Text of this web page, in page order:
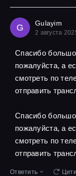
G Gulayim
2 августа
Спасибо
пожалуйста, а
смотреть по
отправить
Спасибо
пожалуйста, а
смотреть по
отправить
Ответить